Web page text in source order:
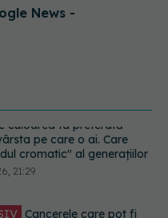
News -
Cancerele care pot fi
Dr. Sorin Bogdan
Au metode de
20:09